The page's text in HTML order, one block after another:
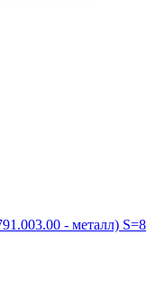
- металл) S=8